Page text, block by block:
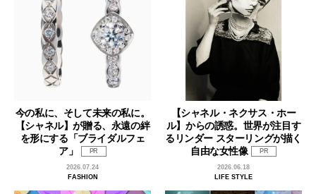
今の私に、そして未来の私に。
【シャネル】が贈る、永遠の絆
を形にする「ブライダルフェ
ア」
PR
2026.07.24
FASHION
【シャネル・ネクサス・ホー
ル】からの誘惑。世界が注目す
るリンダー スターリングが描く
自由な女性像
PR
2026.06.18
LIFE STYLE